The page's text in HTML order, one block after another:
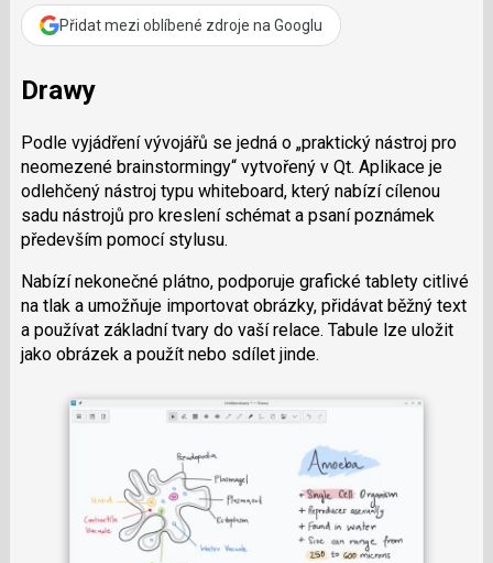
d
a
k
c
Přidat mezi oblíbené zdroje na Googlu
Drawy
Podle vyjádření vývojářů se jedná o „praktický nástroj pro
neomezené brainstormingy“ vytvořený v Qt. Aplikace je
odlehčený nástroj typu whiteboard, který nabízí cílenou
sadu nástrojů pro kreslení schémat a psaní poznámek
především pomocí stylusu.
Nabízí nekonečné plátno, podporuje grafické tablety citlivé
na tlak a umožňuje importovat obrázky, přidávat běžný text
a používat základní tvary do vaší relace. Tabule lze uložit
jako obrázek a použít nebo sdílet jinde.